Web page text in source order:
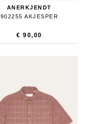
ANERKJENDT
902255 AKJESPER
€ 90,00